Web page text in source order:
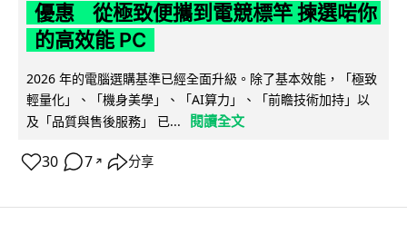
優惠 從極致便攜到電競標竿 揀選啱你
的高效能 PC
2026 年的電腦選購基準已經全面升級。除了基本效能，「極致
輕量化」、「機身美學」、「AI算力」、「前瞻技術加持」以
及「品質與售後服務」 已...
閱讀全文
30 7 ↗ 分享